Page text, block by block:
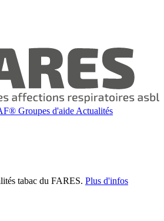
Groupes d'aide Actualités
tabac du FARES. Plus d'infos